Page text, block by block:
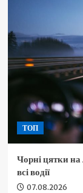
ТОП
Чорні цятки
всі водії
07.08.2026